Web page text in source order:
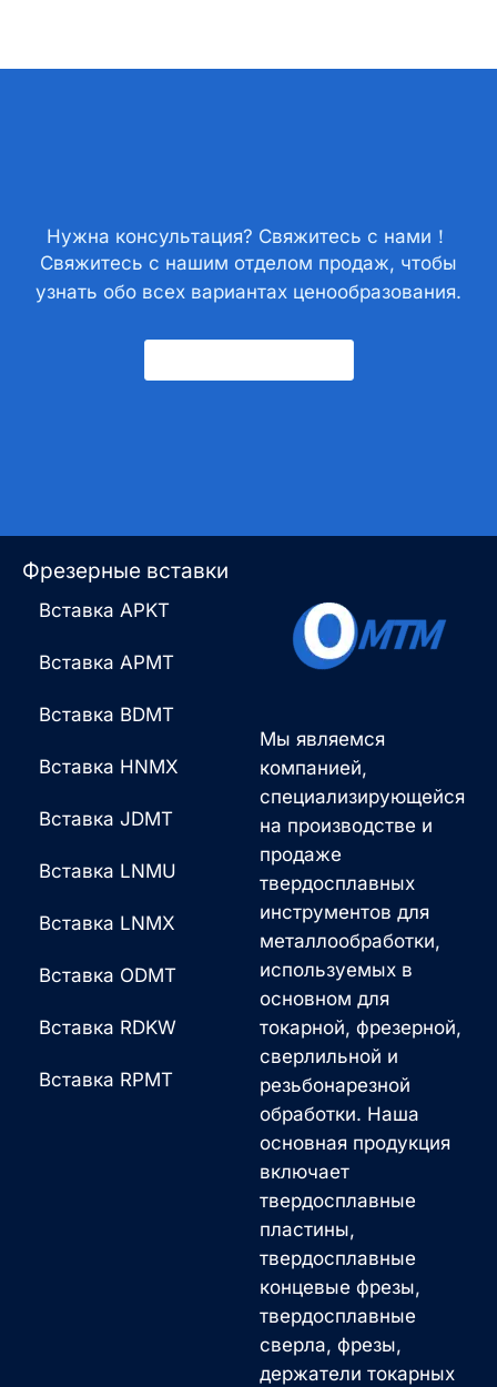
Нужна консультация? Свяжитесь с нами！
Свяжитесь с нашим отделом продаж, чтобы
узнать обо всех вариантах ценообразования.
Мы являемся
компанией,
специализирующейся
на производстве и
продаже
твердосплавных
инструментов для
металлообработки,
используемых в
основном для
токарной, фрезерной,
сверлильной и
резьбонарезной
обработки. Наша
основная продукция
включает
твердосплавные
пластины,
твердосплавные
концевые фрезы,
твердосплавные
сверла, фрезы,
держатели токарных
Фрезерные вставки
Вставка APKT
Вставка APMT
Вставка BDMT
Вставка HNMX
Вставка JDMT
Вставка LNMU
Вставка LNMX
Вставка ODMT
Вставка RDKW
Вставка RPMT